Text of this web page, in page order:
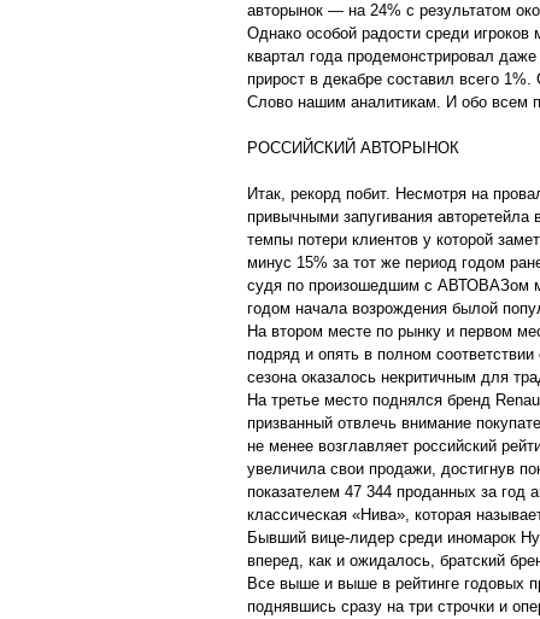
авторынок — на 24% с результатом
Однако особой радости среди игроков
квартал года продемонстрировал
прирост в декабре составил всего
Слово нашим аналитикам. И обо всем
РОССИЙСКИЙ АВТОРЫНОК
Итак, рекорд побит. Несмотря на
привычными запугивания авторетейла
темпы потери клиентов у которой
минус 15% за тот же период годом
судя по произошедшим с АВТОВАЗом
годом начала возрождения былой
На втором месте по рынку и первом
подряд и опять в полном
сезона оказалось некритичным для
На третье место поднялся бренд
призванный отвлечь внимание
не менее возглавляет российский
увеличила свои продажи, достигнув
показателем 47 344 проданных за год
классическая «Нива», которая
Бывший вице-лидер среди иномарок
вперед, как и ожидалось, братский
Все выше и выше в рейтинге годовых
поднявшись сразу на три строчки и